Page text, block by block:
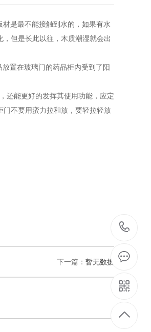
是最不能接触到水的，如果有水
但是长此以往，木质潮湿就会出
置在玻璃门的药品柜内受到了阳
还能更好的发挥其使用功能，应定
不要用蛮力拉和放，要轻拉轻放
下一篇： 暂无数据